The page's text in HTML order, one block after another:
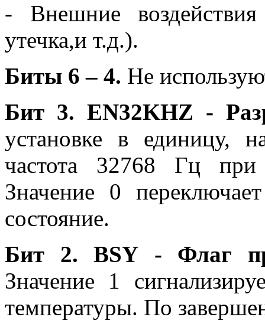
- Внешние
утечка,и т.д.).
Биты 6 – 4. Не
Бит 3. EN32KHZ -
установке в единицу,
частота 32768 Гц при
Значение 0
состояние.
Бит 2. BSY
- Флаг
Значение 1
температуры. По